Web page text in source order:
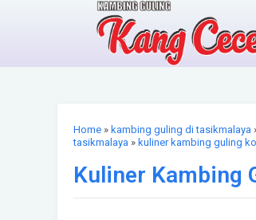
Home » kambing guling di tasikmalaya
tasikmalaya » kuliner kambing guling
Kuliner Kambing